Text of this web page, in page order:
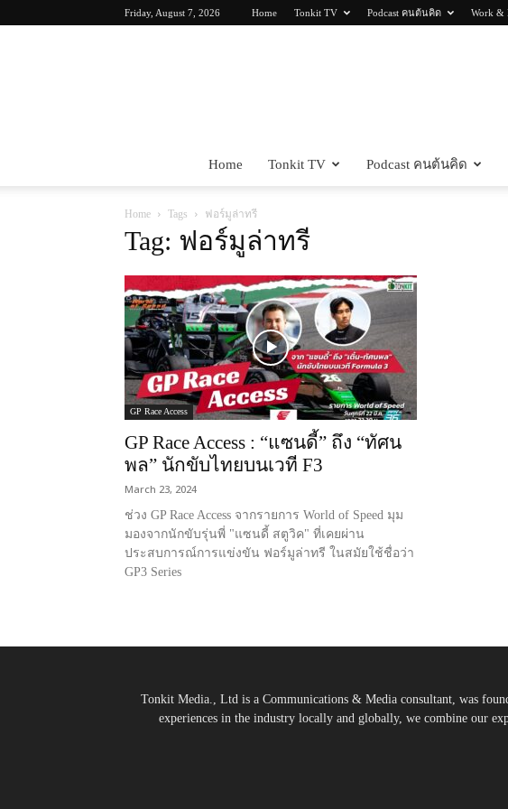
Friday, August 7, 2026 Home Tonkit TV Podcast คนต้นคิด Work &
Home Tonkit TV Podcast คนต้นคิด
Home Tags ฟอร์มูล่าทรี
Tag: ฟอร์มูล่าทรี
GP Race Access
GP Race Access : “แซนดี้” ถึง “ทัศน
พล” นักขับไทยบนเวที F3
March 23, 2024
ช่วง GP Race Access จากรายการ World of Speed มุม
มองจากนักขับรุ่นพี่ "แซนดี้ สตูวิค" ที่เคยผ่าน
ประสบการณ์การแข่งขัน ฟอร์มูล่าทรี ในสมัยใช้ชื่อว่า
GP3 Series
Tonkit Media., Ltd is a Communications & Media consultant, was
experiences in the industry locally and globally, we combine our